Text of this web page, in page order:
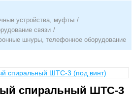
устройства, муфты /
связи /
шнуры, телефонное оборудование
спиральный ШТС-3